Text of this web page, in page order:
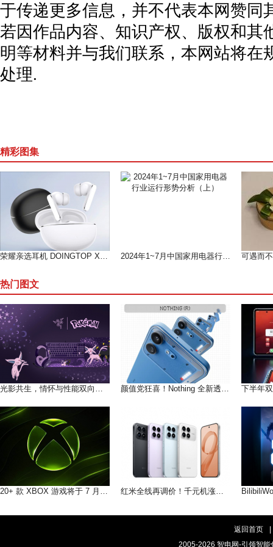
于传递更多信息，并不代表本网赞同
若因作品内容、知识产权、版权和其
明等材料并与我们联系，本网站将在
处理.
精彩图集
荣耀亲选耳机 DOINGTOP X8i 开售，开启高性价比音频新体验 2024年1~7月中国家用电器行业运行形势分析（上）
热门图文
光影共生，情怀与性能双向奔赴！雷蛇×宝可梦伊布联名系列登场 颜值党狂喜！Nothing 全新透明手机 + 多彩耳机今晚正式发布
20+ 款 XBOX 游戏将于 7 月 6 日至 10 日之间推出 红米全线再调价！千元机涨价 300 元，性价比红利彻底消退
返回首页
2005-2026 智电网-引领智